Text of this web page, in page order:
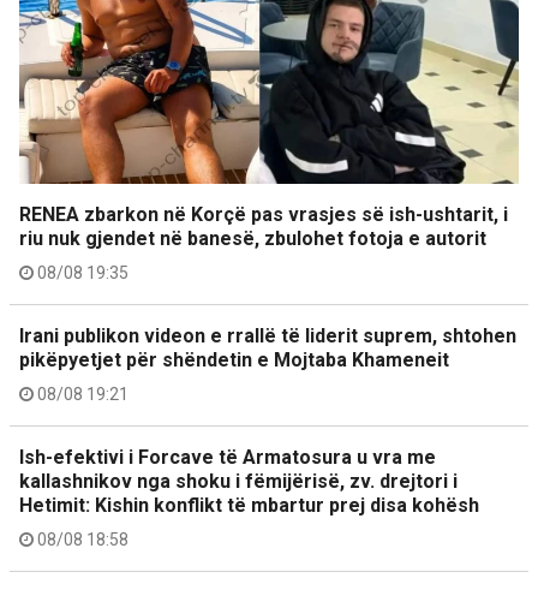
RENEA zbarkon në Korçë pas vrasjes së ish-ushtarit, i
riu nuk gjendet në banesë, zbulohet fotoja e autorit
08/08 19:35
Irani publikon videon e rrallë të liderit suprem, shtohen
pikëpyetjet për shëndetin e Mojtaba Khameneit
08/08 19:21
Ish-efektivi i Forcave të Armatosura u vra me
kallashnikov nga shoku i fëmijërisë, zv. drejtori i
Hetimit: Kishin konflikt të mbartur prej disa kohësh
08/08 18:58